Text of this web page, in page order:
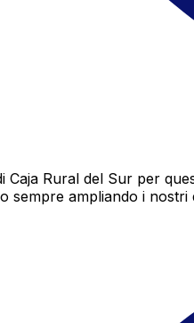
Caja Rural del Sur per
sempre ampliando i